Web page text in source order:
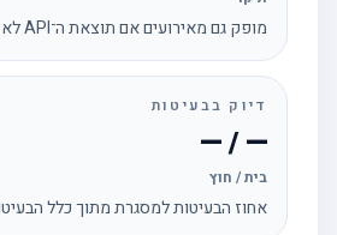
מופק גם מאירועים אם תוצאת ה־API לא זמינה
דיוק בבעיטות
— / —
בית / חוץ
אחוז הבעיטות למסגרת מתוך כלל הבעיטות